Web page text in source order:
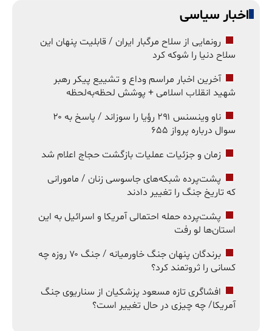
اخبار سیاسی
رونمایی از سلاح مرگبار ایران / قابلیت پنهان این
سلاح دنیا را شوکه کرد
آخرین اخبار مراسم وداع و تشییع پیکر رهبر
شهید انقلاب اسلامی + پوشش لحظه‌به‌لحظه
ناو وینسنس ۲۹۱ رؤیا را سوزاند / پاسخ به ۲۰
سوال درباره پرواز ۶۵۵
زمان و جزئیات عملیات بازگشت حجاج اعلام شد
پشت‌پرده شبکه‌های جاسوسی زنان / مامورانی
که تاریخ جنگ را تغییر دادند
پشت‌پرده حمله احتمالی آمریکا و اسرائیل به این
استان‌ها لو رفت
برندگان پنهان جنگ خاورمیانه / جنگ ۷۰ روزه چه
کسانی را ثروتمند کرد؟
افشاگری تازه مسعود پزشکیان از سناریوی جنگ
آمریکا/ چه چیزی در حال تغییر است؟